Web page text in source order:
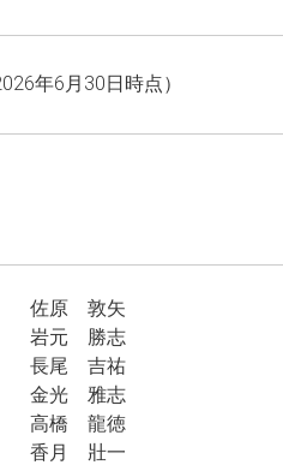
年6月30日時点）
佐原 敦矢
岩元 勝志
長尾 吉祐
金光 雅志
高橋 龍徳
香月 壯一